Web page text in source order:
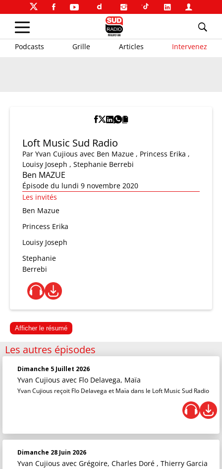
Podcasts Grille Articles Intervenez
Loft Music Sud Radio
Par Yvan Cujious avec Ben Mazue , Princess Erika ,
Louisy Joseph , Stephanie Berrebi
Ben MAZUE
Épisode du lundi 9 novembre 2020
Les invités
Ben Mazue
Princess Erika
Louisy Joseph
Stephanie
Berrebi
Afficher le résumé
Les autres épisodes
Dimanche 5 Juillet 2026
Yvan Cujious avec Flo Delavega, Maïa
Yvan Cujious reçoit Flo Delavega et Maïa dans le Loft Music Sud Radio
Dimanche 28 Juin 2026
Yvan Cujious avec Grégoire, Charles Doré , Thierry Garcia